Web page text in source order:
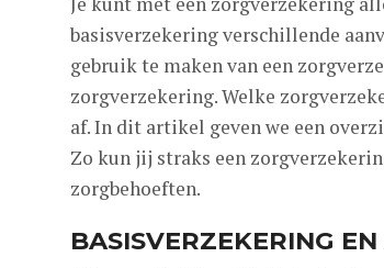
basisverzekering verschillende
gebruik te maken van een
zorgverzekering. Welke
af. In dit artikel geven we een
Zo kun jij straks een
zorgbehoeften.
BASISVERZEKERING